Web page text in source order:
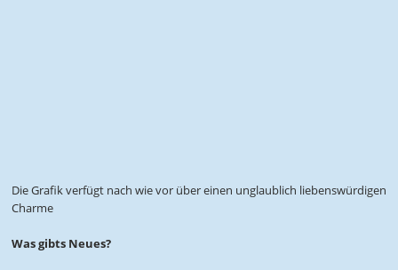
Die Grafik verfügt nach wie vor über einen unglaublich liebenswürdigen
Charme
Was gibts Neues?